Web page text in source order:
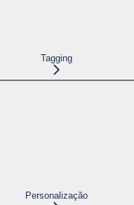
Tagging
Personalização